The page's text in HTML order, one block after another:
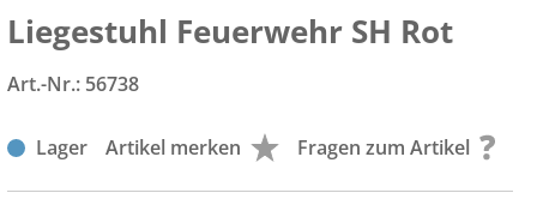
Liegestuhl Feuerwehr SH Rot
Art.-Nr.: 56738
Lager Artikel merken Fragen zum Artikel